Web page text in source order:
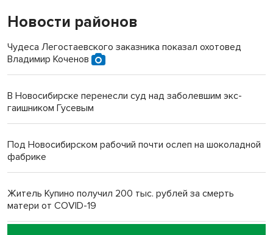
Новости районов
Чудеса Легостаевского заказника показал охотовед
Владимир Коченов
В Новосибирске перенесли суд над заболевшим экс-
гаишником Гусевым
Под Новосибирском рабочий почти ослеп на шоколадной
фабрике
Житель Купино получил 200 тыс. рублей за смерть
матери от COVID-19